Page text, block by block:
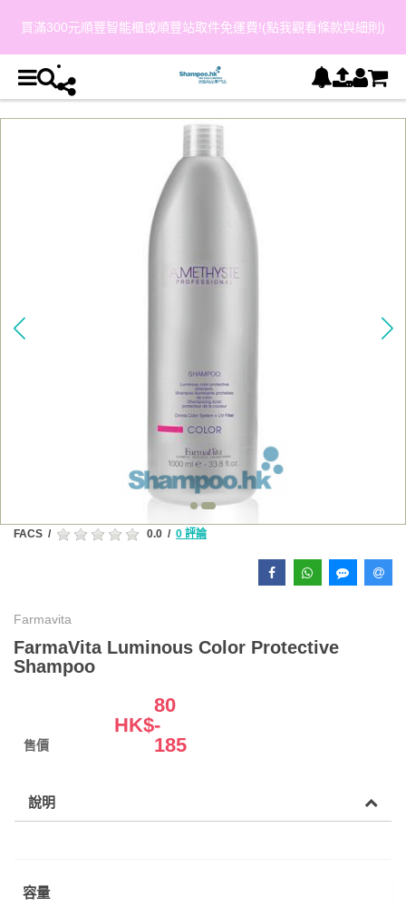
買滿300元順豐智能櫃或順豐站取件免運費!(點我觀看條款與細則)
FACS / 0.0 / 0 評論
Farmavita
FarmaVita Luminous Color Protective
Shampoo
售價
HK$
80
-
185
說明
容量